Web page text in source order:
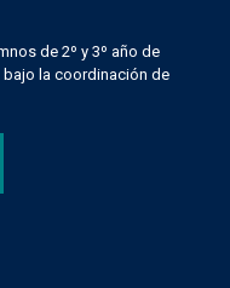
de 2º y 3º año de
bajo la coordinación de